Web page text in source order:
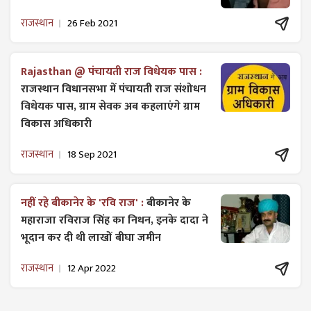
राजस्थान 26 Feb 2021
Rajasthan @ पंचायती राज विधेयक पास :
राजस्थान विधानसभा में पंचायती राज ​संशोधन
विधेयक पास, ग्राम सेवक अब कहलाएंगे ग्राम
विकास अधिकारी
राजस्थान 18 Sep 2021
नहीं रहे बीकानेर के 'रवि राज' :बीकानेर के
महाराजा रविराज सिंह का निधन, इनके दादा ने
भूदान कर दी थी लाखों बीघा जमीन
राजस्थान 12 Apr 2022